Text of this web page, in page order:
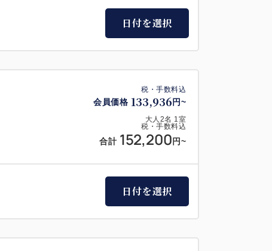
日付を選択
税・手数料込
会員価格 133,936 円~
大人 2名 1室
税・手数料込
合計 152,200 円~
日付を選択